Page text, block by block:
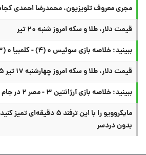
مجری معروف تلویزیون، محمدرضا احمدی
قیمت دلار، طلا و سکه امروز شنبه ۲۰ تیر
ببینید؛ خلاصه بازی سوئیس ۰ (۴) - کلمبیا ۰ (۳) در جام جهانی
قیمت دلار، طلا و سکه امروز چهارشنبه ۱۷ تیر ۱۴۰۵
ببینید؛ خلاصه بازی آرژانتین ۳ - مصر ۲ در جام جهانی
مایکروویو را با این ترفند ۵
بدون دردسر